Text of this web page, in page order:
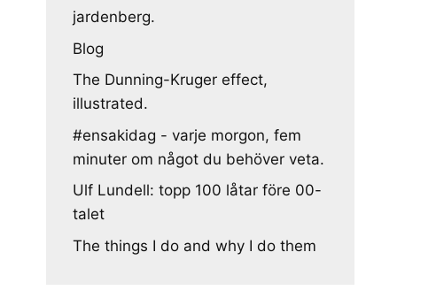
jardenberg.
Blog
The Dunning-Kruger effect,
illustrated.
#ensakidag - varje morgon, fem
minuter om något du behöver veta.
Ulf Lundell: topp 100 låtar före 00-
talet
The things I do and why I do them